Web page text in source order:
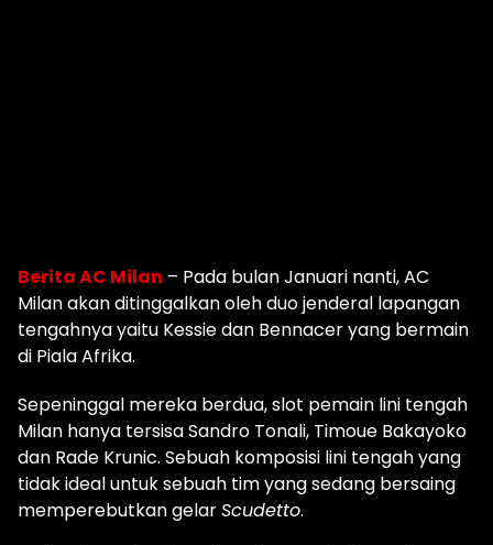
Berita AC Milan – Pada bulan Januari nanti, AC
Milan akan ditinggalkan oleh duo jenderal lapangan
tengahnya yaitu Kessie dan Bennacer yang bermain
di Piala Afrika.
Sepeninggal mereka berdua, slot pemain lini tengah
Milan hanya tersisa Sandro Tonali, Timoue Bakayoko
dan Rade Krunic. Sebuah komposisi lini tengah yang
tidak ideal untuk sebuah tim yang sedang bersaing
memperebutkan gelarScudetto.